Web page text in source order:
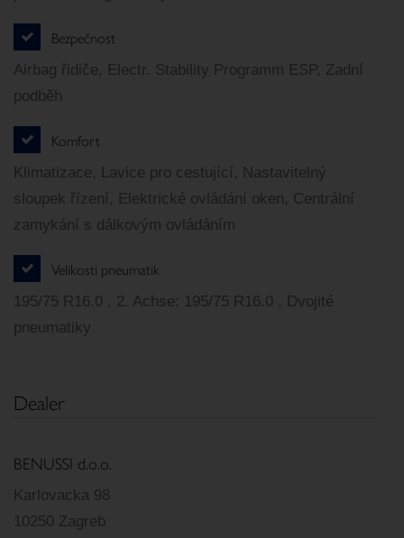
Bezpečnost
Airbag řidiče, Electr. Stability Programm ESP, Zadní
podběh
Komfort
Klimatizace, Lavice pro cestující, Nastavitelný
sloupek řízení, Elektrické ovládání oken, Centrální
zamykání s dálkovým ovládáním
Velikosti pneumatik
195/75 R16.0 , 2. Achse: 195/75 R16.0 , Dvojité
pneumatiky
Dealer
BENUSSI d.o.o.
Karlovacka 98
10250 Zagreb